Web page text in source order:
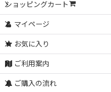
ショッピングカート
マイページ
お気に入り
ご利用案内
ご購入の流れ